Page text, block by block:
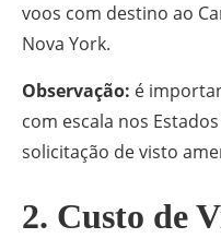
voos com destino ao
Nova York.
Observação: é
com escala nos
solicitação de visto
2. Custo de